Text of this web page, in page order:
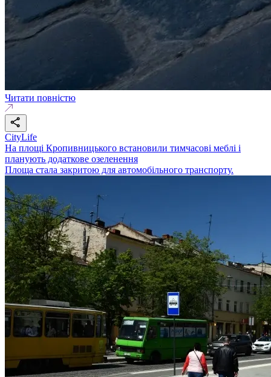
Читати повністю
CityLife
На площі Кропивницького встановили тимчасові меблі і
планують додаткове озеленення
Площа стала закритою для автомобільного транспорту.